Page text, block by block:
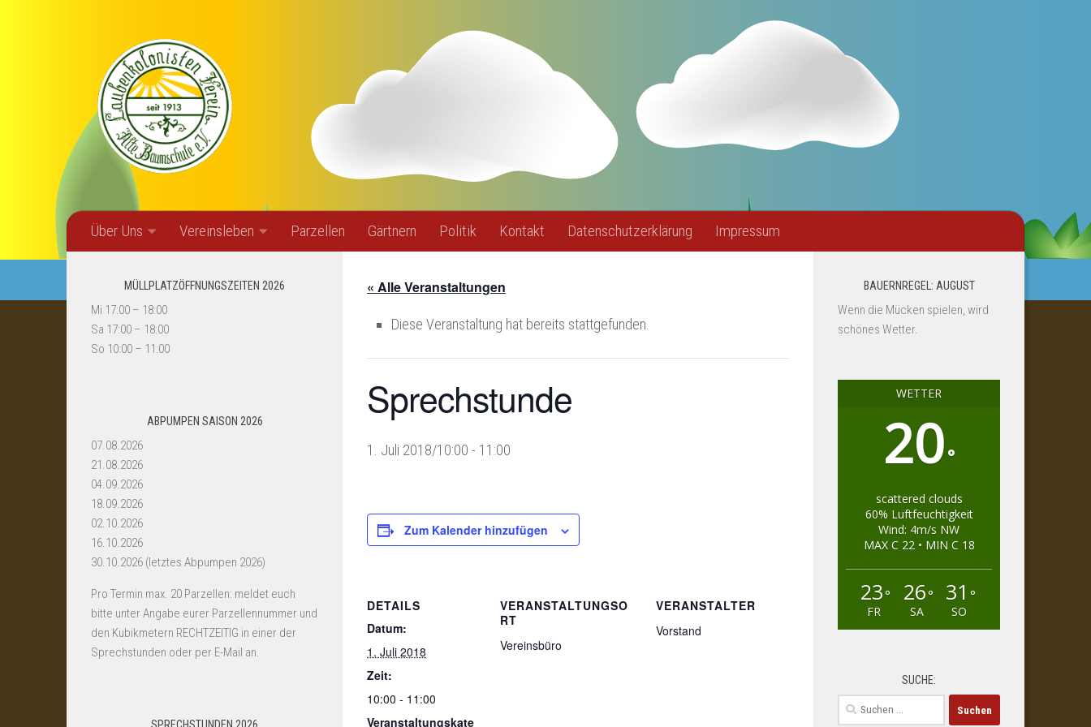
Über Uns Vereinsleben Parzellen Gärtnern Politik Kontakt Datenschutzerklärung Impressum
« Alle Veranstaltungen
Diese Veranstaltung hat bereits stattgefunden.
Sprechstunde
1. Juli 2018/10:00 - 11:00
Zum Kalender hinzufügen
DETAILS
Datum:
1. Juli 2018
Zeit:
10:00 - 11:00
Veranstaltungskate
VERANSTALTUNGSO
RT
Vereinsbüro
VERANSTALTER
Vorstand
MÜLLPLATZÖFFNUNGSZEITEN 2026
Mi 17:00 – 18:00
Sa 17:00 – 18:00
So 10:00 – 11:00
ABPUMPEN SAISON 2026
07.08.2026
21.08.2026
04.09.2026
18.09.2026
02.10.2026
16.10.2026
30.10.2026 (letztes Abpumpen 2026)
Pro Termin max. 20 Parzellen: meldet euch
bitte unter Angabe eurer Parzellennummer und
den Kubikmetern RECHTZEITIG in einer der
Sprechstunden oder per E-Mail an.
BAUERNREGEL: AUGUST
Wenn die Mücken spielen, wird
schönes Wetter.
WETTER
20°
scattered clouds
60% Luftfeuchtigkeit
Wind: 4m/s NW
MAX C 22 • MIN C 18
23°
FR
26°
SA
31 °
SO
SUCHE:
Suchen
nach: